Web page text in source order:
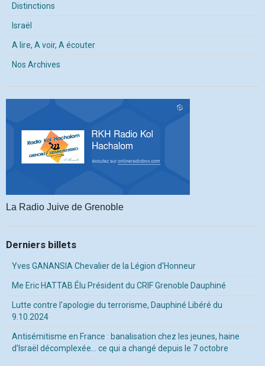
Distinctions
Israël
A lire, A voir, A écouter
Nos Archives
La Radio Juive de Grenoble
Derniers billets
Yves GANANSIA Chevalier de la Légion d'Honneur
Me Eric HATTAB Élu Président du CRIF Grenoble Dauphiné
Lutte contre l'apologie du terrorisme, Dauphiné Libéré du
9.10.2024
Antisémitisme en France : banalisation chez les jeunes, haine
d’Israël décomplexée… ce qui a changé depuis le 7 octobre